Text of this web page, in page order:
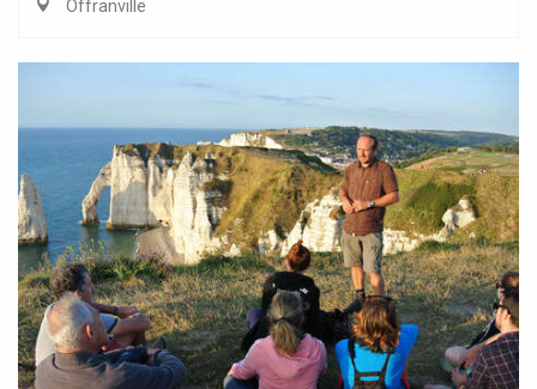
Offranville